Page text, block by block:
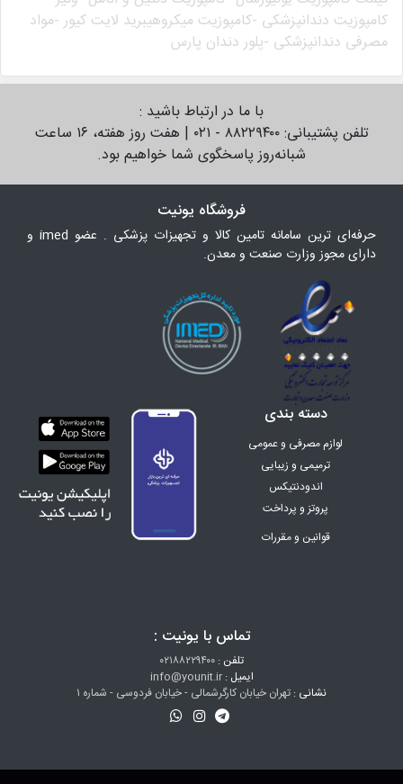
کامپوزیت دندانپزشکی -کامپوزیت میکروهیبرید لایت کیور -مواد
مصرفی دندانپزشکی -پلور دندان پارس
با ما در ارتباط باشید :
تلفن پشتیبانی: ۸۸۲۲۹۴۰۰ - ۰۲۱ | هفت روز هفته، ۱۶ ساعت
شبانه‌روز پاسخگوی شما خواهیم بود.
فروشگاه یونیت
حرفه‌ای ترین سامانه تامین کالا و تجهیزات پزشکی . عضو imed و
دارای مجوز وزارت صنعت و معدن.
دسته بندی
لوازم مصرفی و عمومی
ترمیمی و زیبایی
اندودنتیکس
پروتز و پرداخت
ارتودنسی
آزمایشگاهی
قوانین و مقررات
تماس با یونیت :
تلفن : ۰۲۱۸۸۲۲۹۴۰۰
ایمیل :info@younit.ir
نشانی : تهران خیابان کارگرشمالی - خیابان فردوسی - شماره ۱